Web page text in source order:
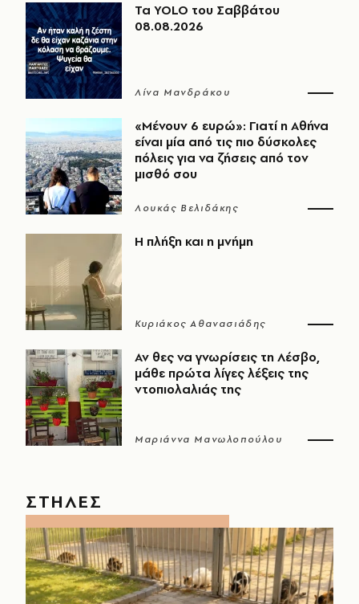
Τα YOLO του Σαββάτου
08.08.2026
Λίνα Μανδράκου
«Μένουν 6 ευρώ»: Γιατί η Αθήνα
είναι μία από τις πιο δύσκολες
πόλεις για να ζήσεις από τον
μισθό σου
Λουκάς Βελιδάκης
Η πλήξη και η μνήμη
Κυριάκος Αθανασιάδης
Αν θες να γνωρίσεις τη Λέσβο,
μάθε πρώτα λίγες λέξεις της
ντοπιολαλιάς της
Μαριάννα Μανωλοπούλου
ΣΤΗΛΕΣ